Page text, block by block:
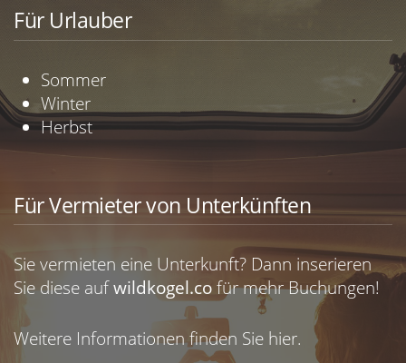
Für Urlauber
Sommer
Winter
Herbst
Für Vermieter von Unterkünften
Sie vermieten eine Unterkunft? Dann inserieren
Sie diese aufwildkogel.cofür mehr Buchungen!
Weitere Informationen finden Sie hier.